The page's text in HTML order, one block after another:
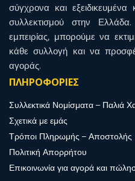
σύγχρονα και εξειδικευμένα
συλλεκτισμού στην
εμπειρίας, μπορούμε να
κάθε συλλογή και να
αγοράς.
ΠΛΗΡΟΦΟΡΙΕΣ
Συλλεκτικά Νομίσματα – Παλιά
Σχετικά με εμάς
Τρόποι Πληρωμής – Αποστολής
Πολιτική Απορρήτου
Επικοινωνία για αγορά και